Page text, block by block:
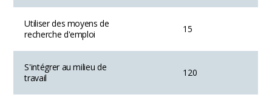
Utiliser des moyens de
recherche d'emploi
15
S'intégrer au milieu de
travail
120